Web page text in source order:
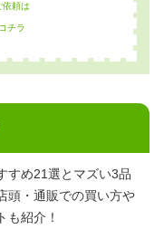
依頼は
コチラ
すめ21選とマズい3品
頭・通販での買い方や
も紹介！